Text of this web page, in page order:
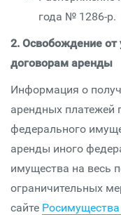
года № 1286-р.
2. Освобождение
договорам аренды
Информация о
арендных платежей
федерального
аренды иного
имущества на весь
ограничительных
сайте Росимущества